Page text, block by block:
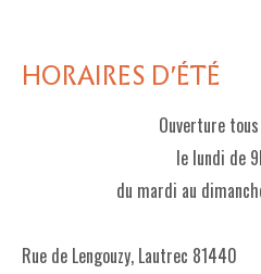
LES EXPOSITIONS
INFOS & ACCESSIBILITÉ
HORAIRES D'ÉTÉ
Ouverture
le lundi de
du mardi au
Rue de Lengouzy, Lautrec 81440